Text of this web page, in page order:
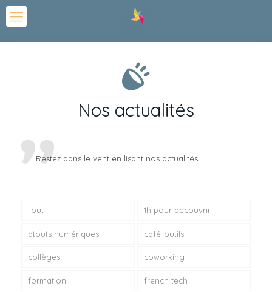
Nos actualités
Restez dans le vent en lisant nos actualités...
Tout 1h pour découvrir
atouts numériques café-outils
collèges coworking
formation french tech